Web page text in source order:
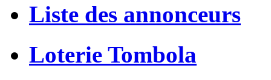
Liste des annonceurs
Loterie Tombola